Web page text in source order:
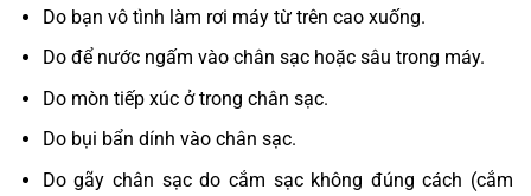
Do bạn vô tình làm rơi máy từ trên cao xuống.
Do để nước ngấm vào chân sạc hoặc sâu trong máy.
Do mòn tiếp xúc ở trong chân sạc.
Do bụi bẩn dính vào chân sạc.
Do gãy chân sạc do cắm sạc không đúng cách (cắm